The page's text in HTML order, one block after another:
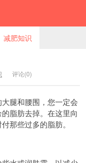
减肥知识
评论(0)
腿和腰围，您一定会
脂肪去掉。在这里向
那些过多的脂肪。